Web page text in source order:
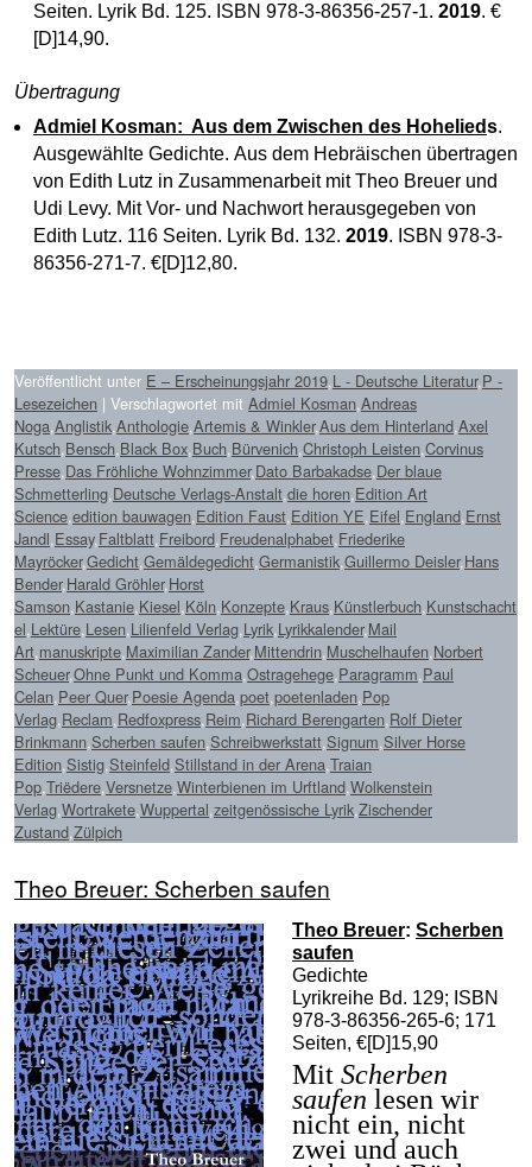
Seiten. Lyrik Bd. 125. ISBN 978-3-86356-257-1. 2019. €
[D]14,90.
Übertragung
Admiel Kosman: Aus dem Zwischen des Hohelieds.
Ausgewählte Gedichte. Aus dem Hebräischen übertragen
von Edith Lutz in Zusammenarbeit mit Theo Breuer und
Udi Levy. Mit Vor- und Nachwort herausgegeben von
Edith Lutz. 116 Seiten. Lyrik Bd. 132. 2019. ISBN 978-3-
86356-271-7. €[D]12,80.
Veröffentlicht unter E – Erscheinungsjahr 2019,L - Deutsche Literatur,P -
Lesezeichen | Verschlagwortet mit Admiel Kosman,Andreas
Noga,Anglistik,Anthologie,Artemis & Winkler,Aus dem Hinterland,Axel
Kutsch,Bensch,Black Box,Buch,Bürvenich,Christoph Leisten,Corvinus
Presse,Das Fröhliche Wohnzimmer,Dato Barbakadse,Der blaue
Schmetterling,Deutsche Verlags-Anstalt,die horen,Edition Art
Science,edition bauwagen,Edition Faust,Edition YE,Eifel,England,Ernst
Jandl,Essay,Faltblatt,Freibord,Freudenalphabet,Friederike
Mayröcker,Gedicht,Gemäldegedicht,Germanistik,Guillermo Deisler,Hans
Bender,Harald Gröhler,Horst
Samson,Kastanie,Kiesel,Köln,Konzepte,Kraus,Künstlerbuch,Kunstschacht
el,Lektüre,Lesen,Lilienfeld Verlag,Lyrik,Lyrikkalender,Mail
Art,manuskripte,Maximilian Zander,Mittendrin,Muschelhaufen,Norbert
Scheuer,Ohne Punkt und Komma,Ostragehege,Paragramm,Paul
Celan,Peer Quer,Poesie Agenda,poet,poetenladen,Pop
Verlag,Reclam,Redfoxpress,Reim,Richard Berengarten,Rolf Dieter
Brinkmann,Scherben saufen,Schreibwerkstatt,Signum,Silver Horse
Edition,Sistig,Steinfeld,Stillstand in der Arena,Traian
Pop,Triëdere,Versnetze,Winterbienen im Urftland,Wolkenstein
Verlag,Wortrakete,Wuppertal,zeitgenössische Lyrik,Zischender
Zustand,Zülpich
Theo Breuer: Scherben saufen
Theo Breuer: Scherben
saufen
Gedichte
Lyrikreihe Bd. 129; ISBN
978-3-86356-265-6; 171
Seiten, €[D]15,90
Mit Scherben
saufen lesen wir
nicht ein, nicht
zwei und auch